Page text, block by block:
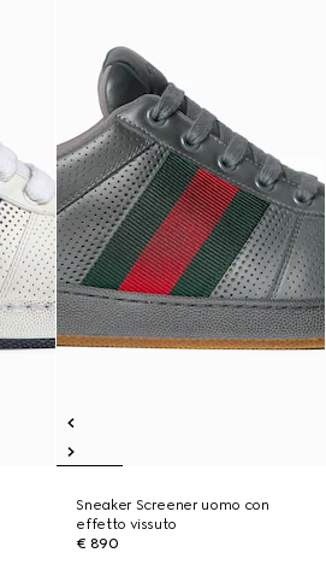
Sneaker Screener uomo con
effetto vissuto
€ 890